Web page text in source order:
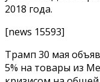
2018 года.
[news 15593]
Трамп 30 мая
5% на товары из